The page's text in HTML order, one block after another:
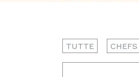
TUTTE CHEFS